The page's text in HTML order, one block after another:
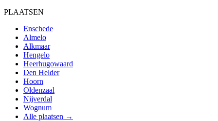
PLAATSEN
Enschede
Almelo
Alkmaar
Hengelo
Heerhugowaard
Den Helder
Hoorn
Oldenzaal
Nijverdal
Wognum
Alle plaatsen →